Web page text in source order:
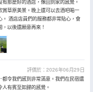
那麼好的酒店，像回到家的感覺。
草原美景。晚上還可以去酒吧喝一
酒店店員們的服務都非常貼心，會
以後還願意再來！
評價於：2026年06月29日
令我們感到非常滿意。我們在民宿還
有賓至如歸的感覺。